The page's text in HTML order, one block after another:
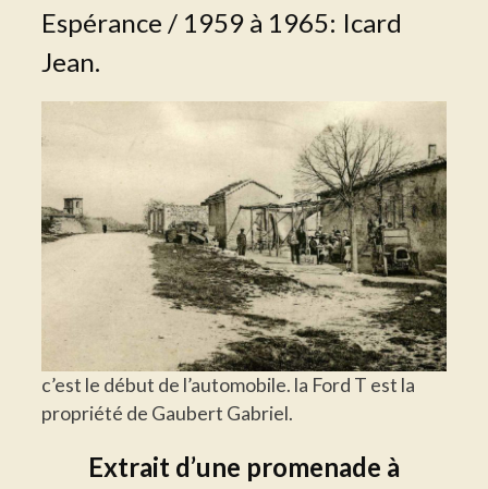
Espérance / 1959 à 1965: Icard
Jean.
c’est le début de l’automobile. la Ford T est la
propriété de Gaubert Gabriel.
Extrait d’une promenade à